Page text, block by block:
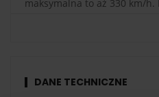
maksymalna to aż 330 km/
DANE TECHNICZNE